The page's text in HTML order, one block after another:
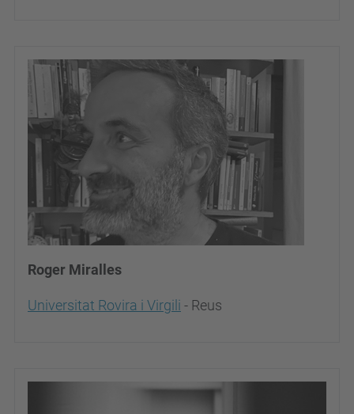
Roger Miralles
Universitat Rovira i Virgili - Reus